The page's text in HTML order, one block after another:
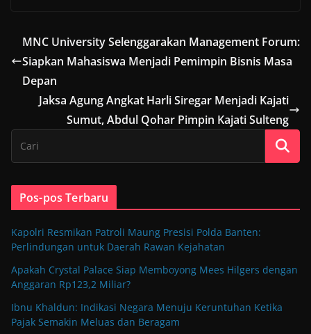
MNC University Selenggarakan Management Forum:
Siapkan Mahasiswa Menjadi Pemimpin Bisnis Masa
Depan
Jaksa Agung Angkat Harli Siregar Menjadi Kajati
Sumut, Abdul Qohar Pimpin Kajati Sulteng
Pos-pos Terbaru
Kapolri Resmikan Patroli Maung Presisi Polda Banten:
Perlindungan untuk Daerah Rawan Kejahatan
Apakah Crystal Palace Siap Memboyong Mees Hilgers dengan
Anggaran Rp123,2 Miliar?
Ibnu Khaldun: Indikasi Negara Menuju Keruntuhan Ketika
Pajak Semakin Meluas dan Beragam